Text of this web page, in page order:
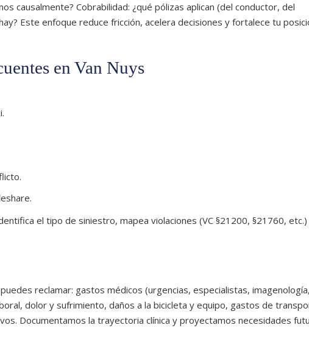
causalmente? Cobrabilidad: ¿qué pólizas aplican (del conductor, del
Este enfoque reduce fricción, acelera decisiones y fortalece tu
en Van Nuys
el tipo de siniestro, mapea violaciones (VC §21200, §21760,
reclamar: gastos médicos (urgencias, especialistas, imagenología,
dolor y sufrimiento, daños a la bicicleta y equipo, gastos de
Documentamos la trayectoria clínica y proyectamos necesidades